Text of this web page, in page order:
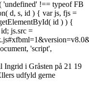
'undefined' !== typeof FB
d, s, id ) { var js, fjs =
id ) ) {
js.src =
'script',
Ingrid i Gråsten på 21 19
udfyld gerne